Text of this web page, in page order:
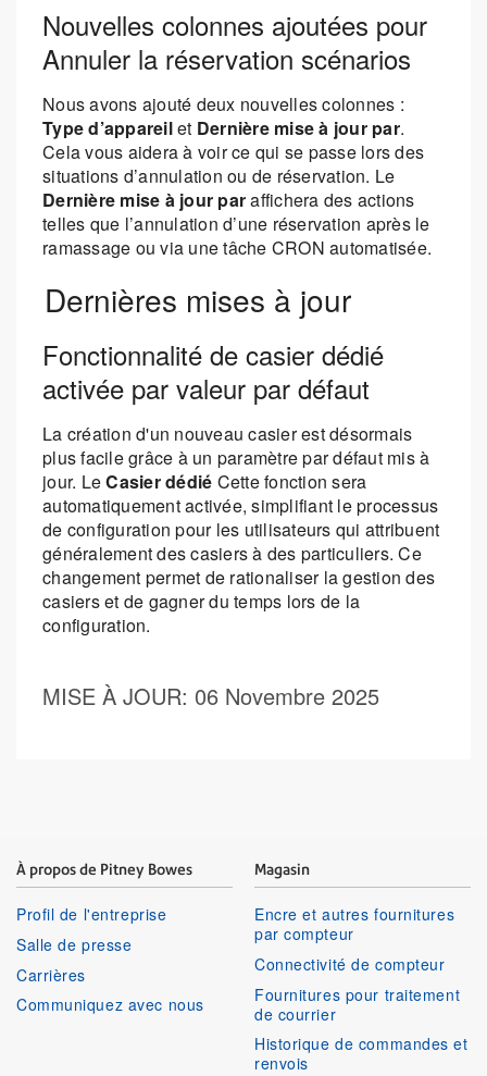
Nouvelles colonnes ajoutées pour
Annuler la réservation scénarios
Nous avons ajouté deux nouvelles colonnes :
Type d’appareilet Dernière mise à jour par.
Cela vous aidera à voir ce qui se passe lors des
situations d’annulation ou de réservation. Le
Dernière mise à jour paraffichera des actions
telles que l’annulation d’une réservation après le
ramassage ou via une tâche CRON automatisée.
Dernières mises à jour
Fonctionnalité de casier dédié
activée par valeur par défaut
La création d'un nouveau casier est désormais
plus facile grâce à un paramètre par défaut mis à
jour. LeCasier dédié Cette fonction sera
automatiquement activée, simplifiant le processus
de configuration pour les utilisateurs qui attribuent
généralement des casiers à des particuliers. Ce
changement permet de rationaliser la gestion des
casiers et de gagner du temps lors de la
configuration.
MISE À JOUR: 06 Novembre 2025
À propos de Pitney Bowes
Profil de l'entreprise
Salle de presse
Carrières
Communiquez avec nous
Magasin
Encre et autres fournitures
par compteur
Connectivité de compteur
Fournitures pour traitement
de courrier
Historique de commandes et
renvois